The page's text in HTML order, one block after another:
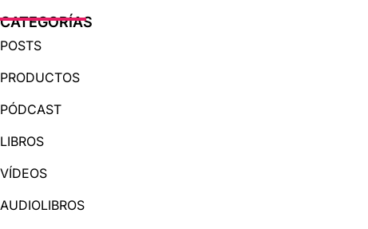
CATEGORÍAS
POSTS
PRODUCTOS
PÓDCAST
LIBROS
VÍDEOS
AUDIOLIBROS